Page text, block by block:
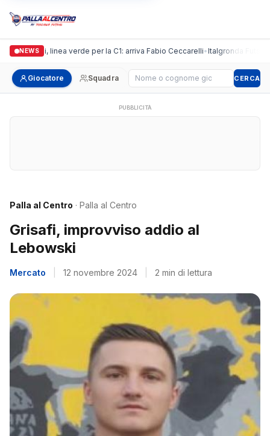
NEWS
Casalguidi, linea verde per la C1: arriva Fabio Ceccarelli•Italgronda Futsal
Giocatore Squadra Cerca giocatore CERCA
PUBBLICITÀ
Palla al Centro · Palla al Centro
Grisafi, improvviso addio al
Lebowski
Mercato 12 novembre 2024 2 min di lettura